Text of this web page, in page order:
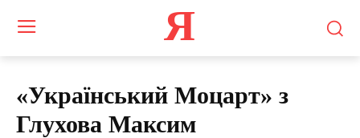
Я
«Український Моцарт» з
Глухова Максим